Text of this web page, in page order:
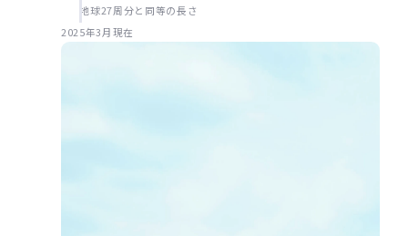
地球27周分と同等の長さ
2025年3月現在